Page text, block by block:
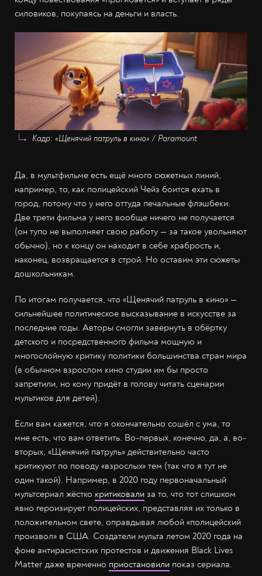
силовиков, покупаясь на деньги и власть.
Кадр: «Щенячий патруль в кино» / Paramount
Да, в мультфильме есть ещё много сюжетных линий,
например, то, как полицейский Чейз боится ехать в
город, потому что у него оттуда печальные флэшбеки.
Две трети фильма у него вообще ничего не получается
(он тупо не выполняет свою работу — за такое увольняют
обычно), но к концу он находит в себе храбрость и,
наконец, возвращается в строй. Но оставим эти сюжеты
дошкольникам.
По итогам получается, что «Щенячий патруль в кино» —
сильнейшее политическое высказывание в искусстве за
последние годы. Авторы смогли завернуть в обёртку
детского и посредственного фильма мощную и
многослойную критику политики большинства стран мира
(в обычном взрослом кино студии им бы просто
запретили, но кому придёт в голову читать сценарии
мультиков для детей).
Если вам кажется, что я окончательно сошёл с ума, то
мне есть, что вам ответить. Во-первых, конечно, да, а, во-
вторых, «Щенячий патруль» действительно часто
критикуют по поводу «взрослых» тем (так что я тут не
один такой). Например, в 2020 году первоначальный
мультсериал жёстко критиковали за то, что тот слишком
явно героизирует полицейских, представляя их только в
положительном свете, оправдывая любой «полицейский
произвол» в США. Создатели мульта летом 2020 года на
фоне антирасистских протестов и движения Black Lives
Matter даже временно приостановили показ сериала.